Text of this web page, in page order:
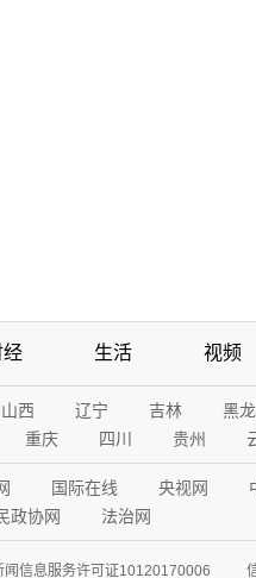
经 生活 视频
山西 辽宁 吉林 黑
重庆 四川 贵州
国际在线 央视网
政协网 法治网
闻信息服务许可证10120170006